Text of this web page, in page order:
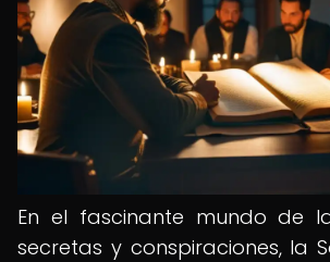
En el fascinante mundo de
secretas y conspiraciones, la